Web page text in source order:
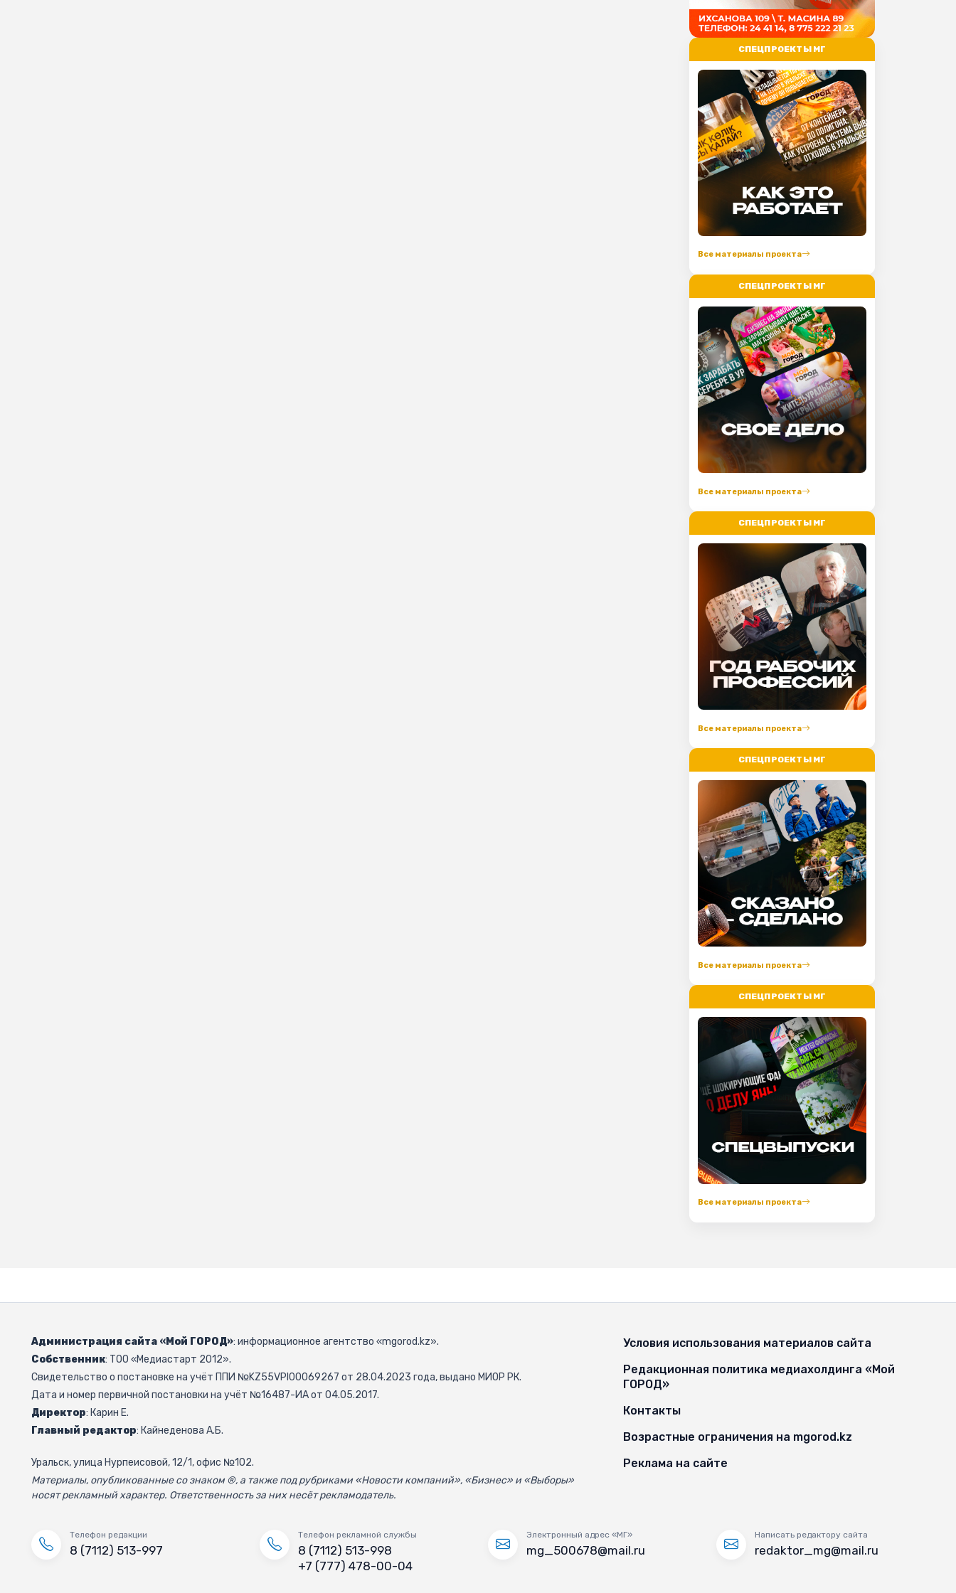
СПЕЦПРОЕКТЫ МГ
Все материалы проекта
СПЕЦПРОЕКТЫ МГ
Все материалы проекта
СПЕЦПРОЕКТЫ МГ
Все материалы проекта
СПЕЦПРОЕКТЫ МГ
Все материалы проекта
СПЕЦПРОЕКТЫ МГ
Все материалы проекта
Администрация сайта «Мой ГОРОД»: информационное агентство «mgorod.kz».
Собственник: ТОО «Медиастарт 2012».
Свидетельство о постановке на учёт ППИ №KZ55VPI00069267 от 28.04.2023 года, выдано МИОР РК.
Дата и номер первичной постановки на учёт №16487-ИА от 04.05.2017.
Директор: Карин Е.
Главный редактор: Кайнеденова А.Б.
Уральск, улица Нурпеисовой, 12/1, офис №102.
Материалы, опубликованные со знаком ®, а также под рубриками «Новости компаний», «Бизнес» и «Выборы»
носят рекламный характер. Ответственность за них несёт рекламодатель.
Условия использования материалов сайта
Редакционная политика медиахолдинга «Мой
ГОРОД»
Контакты
Возрастные ограничения на mgorod.kz
Реклама на сайте
Телефон редакции
8 (7112) 513-997
Телефон рекламной службы
8 (7112) 513-998
+7 (777) 478-00-04
Электронный адрес «МГ»
mg_500678@mail.ru
Написать редактору сайта
redaktor_mg@mail.ru